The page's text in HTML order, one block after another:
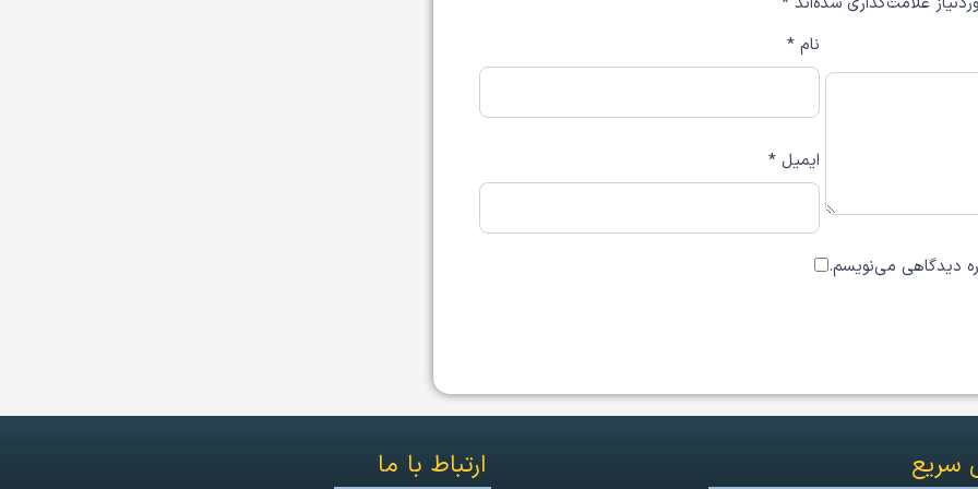
نام *
ایمیل *
دیدگاهی می‌نویسم.
سریع ارتباط با ما